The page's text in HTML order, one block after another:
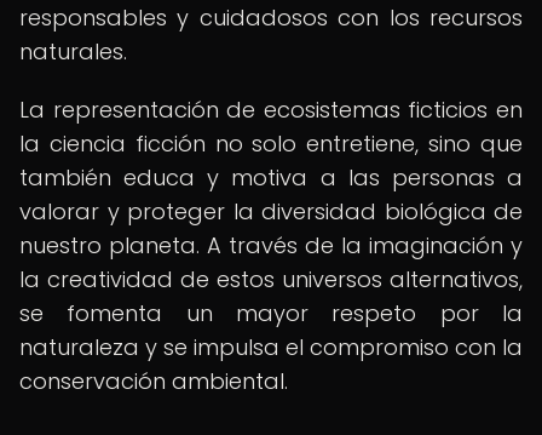
responsables y cuidadosos con los recursos
naturales.
La representación de ecosistemas ficticios en
la ciencia ficción no solo entretiene, sino que
también educa y motiva a las personas a
valorar y proteger la diversidad biológica de
nuestro planeta. A través de la imaginación y
la creatividad de estos universos alternativos,
se fomenta un mayor respeto por la
naturaleza y se impulsa el compromiso con la
conservación ambiental.